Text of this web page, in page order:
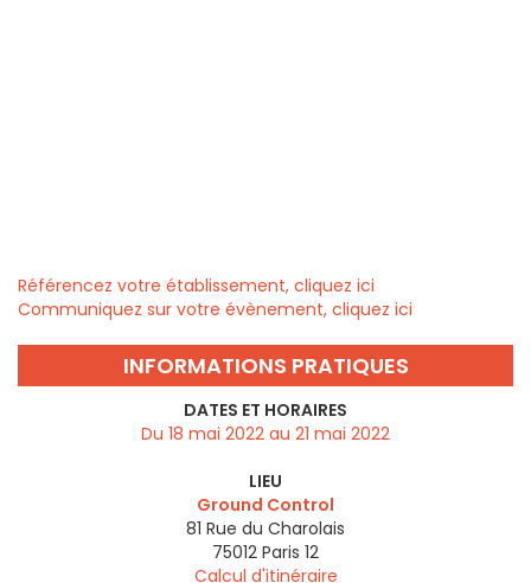
Référencez votre établissement, cliquez ici
Communiquez sur votre évènement, cliquez ici
INFORMATIONS PRATIQUES
DATES ET HORAIRES
Du 18 mai 2022 au 21 mai 2022
LIEU
Ground Control
81 Rue du Charolais
75012 Paris 12
Calcul d'itinéraire